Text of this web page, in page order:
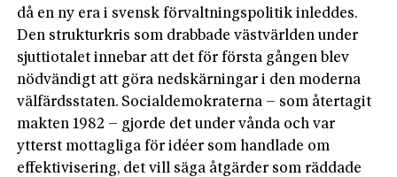
då en ny era i svensk förvaltningspolitik inleddes.
Den strukturkris som drabbade västvärlden under
sjuttiotalet innebar att det för första gången blev
nödvändigt att göra nedskärningar i den moderna
välfärdsstaten. Socialdemokraterna – som återtagit
makten 1982 – gjorde det under vånda och var
ytterst mottagliga för idéer som handlade om
effektivisering, det vill säga åtgärder som räddade